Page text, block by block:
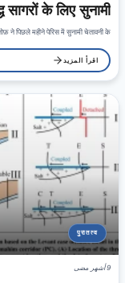
के लिए सुनामी…
ने पिछले महीने पेरिस में सुनामी चेतावनी के…
اقرأ المزيد
पुरातत्व
9 أشهر مضى